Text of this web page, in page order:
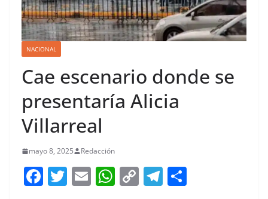
NACIONAL
Cae escenario donde se
presentaría Alicia
Villarreal
mayo 8, 2025 Redacción
F T E W C T